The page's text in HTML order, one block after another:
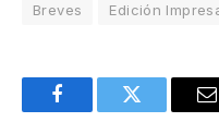
Breves Edición
FacebookTwitter